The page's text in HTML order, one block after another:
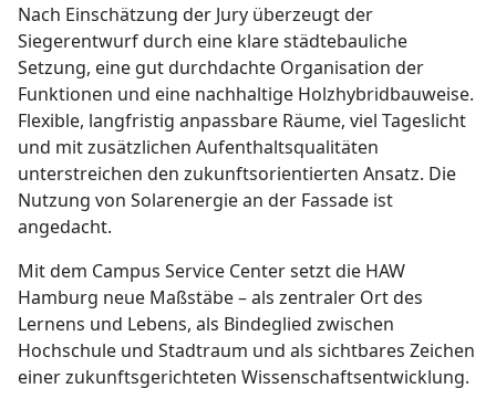
Nach Einschätzung der Jury überzeugt der
Siegerentwurf durch eine klare städtebauliche
Setzung, eine gut durchdachte Organisation der
Funktionen und eine nachhaltige Holzhybridbauweise.
Flexible, langfristig anpassbare Räume, viel Tageslicht
und mit zusätzlichen Aufenthaltsqualitäten
unterstreichen den zukunftsorientierten Ansatz. Die
Nutzung von Solarenergie an der Fassade ist
angedacht.
Mit dem Campus Service Center setzt die HAW
Hamburg neue Maßstäbe – als zentraler Ort des
Lernens und Lebens, als Bindeglied zwischen
Hochschule und Stadtraum und als sichtbares Zeichen
einer zukunftsgerichteten Wissenschaftsentwicklung.